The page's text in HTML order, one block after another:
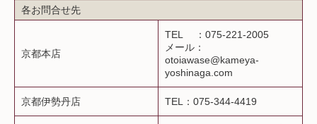
各お問合せ先
京都本店
TEL ：075-221-2005
メール：
otoiawase@kameya-
yoshinaga.com
京都伊勢丹店 TEL：075-344-4419